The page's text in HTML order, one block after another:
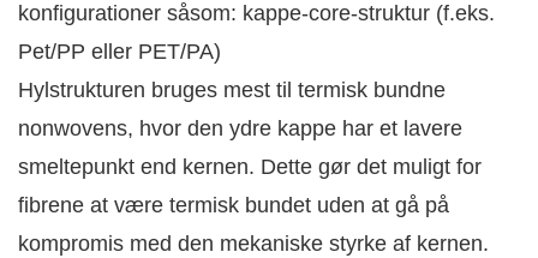
konfigurationer såsom: kappe-core-struktur (f.eks.
Pet/PP eller PET/PA)
Hylstrukturen bruges mest til termisk bundne
nonwovens, hvor den ydre kappe har et lavere
smeltepunkt end kernen. Dette gør det muligt for
fibrene at være termisk bundet uden at gå på
kompromis med den mekaniske styrke af kernen.